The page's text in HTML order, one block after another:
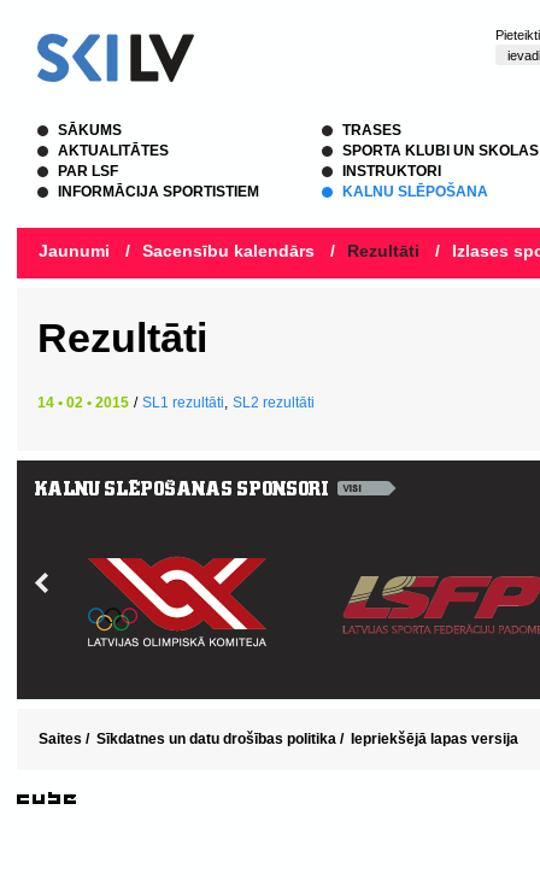
SĀKUMS
AKTUALITĀTES
PAR LSF
INFORMĀCIJA SPORTISTIEM
TRASES
SPORTA KLUBI UN SKOLAS
INSTRUKTORI
KALNU SLĒPOŠANA
Jaunumi / Sacensību kalendārs / Rezultāti / Izlases
Rezultāti
14 • 02 • 2015 / SL1 rezultāti, SL2 rezultāti
Saites / Sīkdatnes un datu drošības politika / Iepriekšējā lapas versija